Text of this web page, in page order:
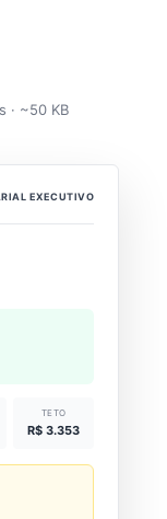
· ~50 KB
EXECUTIVO
TETO
R$ 3.353